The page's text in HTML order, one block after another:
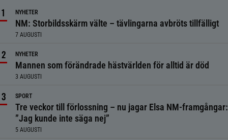
NYHETER
NM: Storbildsskärm välte – tävlingarna avbröts tillfälligt
7 AUGUSTI
NYHETER
Mannen som förändrade hästvärlden för alltid är död
3 AUGUSTI
SPORT
Tre veckor till förlossning – nu jagar Elsa NM-framgångar:
”Jag kunde inte säga nej”
5 AUGUSTI